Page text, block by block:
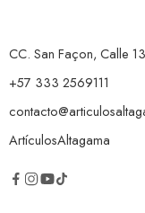
CC. San Façon, Calle
+57 333 2569111
ArtículosAltagama